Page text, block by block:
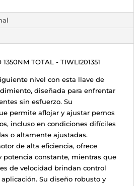
TOTAL - TIWLI201351
nivel con esta llave de
diseñada para enfrentar
sin esfuerzo. Su
permite aflojar y ajustar pernos
incluso en condiciones difíciles
o altamente ajustadas.
de alta eficiencia, ofrece
potencia constante, mientras que
de velocidad brindan control
Su diseño robusto y